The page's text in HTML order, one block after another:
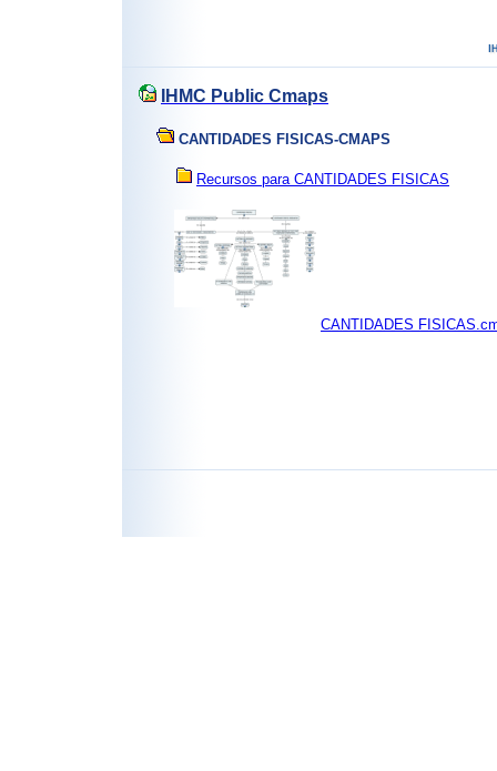
IHMC Public Cmaps
CANTIDADES FISICAS-CMAPS
Recursos para CANTIDADES FISICAS
CANTIDADES